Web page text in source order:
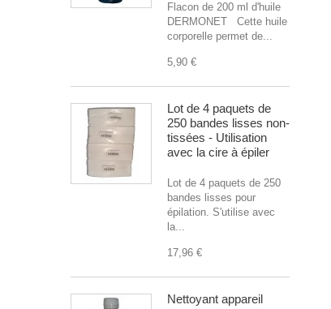
Flacon de 200 ml d'huile
DERMONET Cette huile
corporelle permet de...
5,90 €
Lot de 4 paquets de
250 bandes lisses non-
tissées - Utilisation
avec la cire à épiler
Lot de 4 paquets de 250
bandes lisses pour
épilation. S'utilise avec
la...
17,96 €
Nettoyant appareil